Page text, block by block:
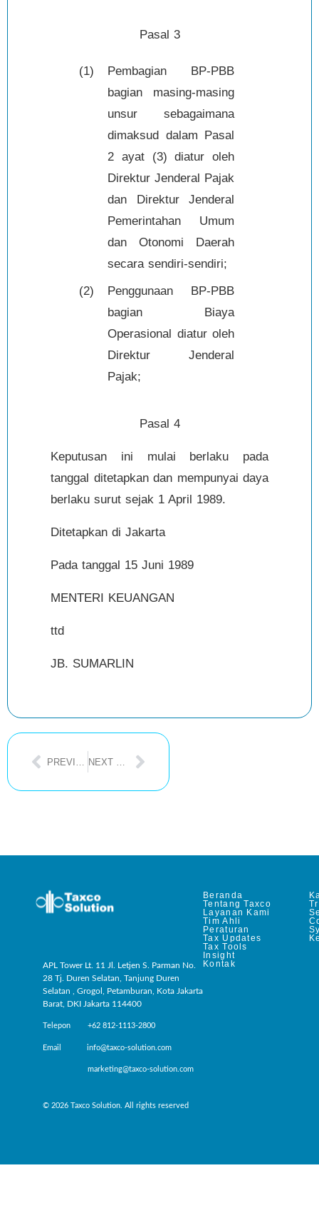
Pasal 3
(1)
Pembagian BP-PBB
bagian masing-masing
unsur sebagaimana
dimaksud dalam Pasal
2 ayat (3) diatur oleh
Direktur Jenderal Pajak
dan Direktur Jenderal
Pemerintahan Umum
dan Otonomi Daerah
secara sendiri-sendiri;
(2)
Penggunaan BP-PBB
bagian Biaya
Operasional diatur oleh
Direktur Jenderal
Pajak;
Pasal 4
Keputusan ini mulai berlaku pada
tanggal ditetapkan dan mempunyai daya
berlaku surut sejak 1 April 1989.
Ditetapkan di Jakarta
Pada tanggal 15 Juni 1989
MENTERI KEUANGAN
ttd
JB. SUMARLIN
APL Tower Lt. 11 Jl. Letjen S. Parman No.
28 Tj. Duren Selatan, Tanjung Duren
Selatan , Grogol, Petamburan, Kota Jakarta
Barat, DKI Jakarta 114400
Telepon +62 812-1113-2800
Email info@taxco-solution.com
marketing@taxco-solution.com
© 2026 Taxco Solution. All rights reserved
Beranda
Tentang Taxco
Layanan Kami
Tim Ahli
Peraturan
Tax Updates
Tax Tools
Insight
Kontak